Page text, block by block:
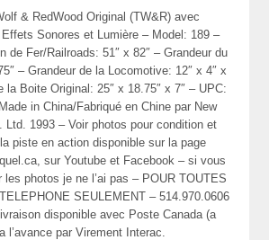
& RedWood Original (TW&R) avec
Sonores et Lumière – Model: 189 –
de Fer/Railroads: 51″ x 82″ – Grandeur du
– Grandeur de la Locomotive: 12″ x 4″ x
la Boite Original: 25″ x 18.75″ x 7″ – UPC:
in China/Fabriqué en Chine par New
Ltd. 1993 – Voir photos pour condition et
piste en action disponible sur la page
sur Youtube et Facebook – si vous
photos je ne l’ai pas – POUR TOUTES
SEULEMENT – 514.970.0606
disponible avec Poste Canada (a
l’avance par Virement Interac.